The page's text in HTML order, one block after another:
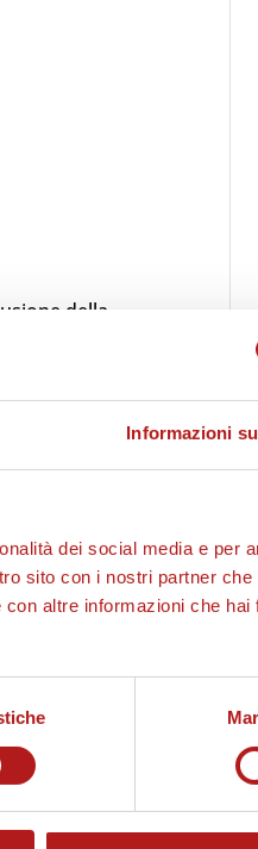
Informazioni
dei social media e per
sito con i nostri partner che
altre informazioni che hai
della
OVEST per poi
dello stadio